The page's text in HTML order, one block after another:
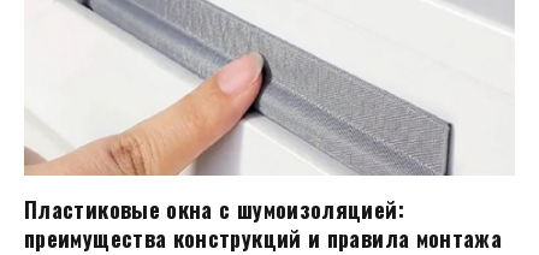
Пластиковые окна с шумоизоляцией:
преимущества конструкций и правила монтажа